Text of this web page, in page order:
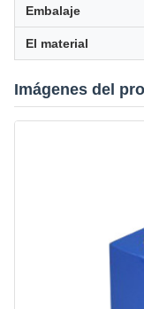
Embalaje
El material
Imágenes del